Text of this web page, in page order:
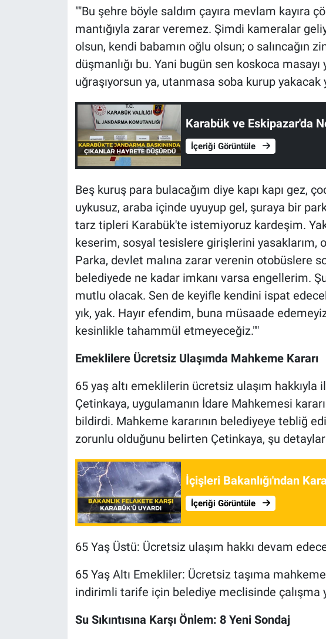
""Bu şehre böyle saldım çayıra mevlam kayıra
mantığıyla zarar veremez. Şimdi kameralar
olsun, kendi babamın oğlu olsun; o salıncağın
düşmanlığı bu. Yani bugün sen koskoca
uğraşıyorsun ya, utanmasa soba kurup
Karabük ve Eskipazar'da
İçeriği Görüntüle
Beş kuruş para bulacağım diye kapı kapı gez,
uykusuz, araba içinde uyuyup gel, şuraya bir
tarz tipleri Karabük'te istemiyoruz kardeşim.
keserim, sosyal tesislere girişlerini yasaklarım,
Parka, devlet malına zarar verenin otobüslere
belediyede ne kadar imkanı varsa engellerim.
mutlu olacak. Sen de keyifle kendini ispat
yık, yak. Hayır efendim, buna müsaade
kesinlikle tahammül etmeyeceğiz.""
Emeklilere Ücretsiz Ulaşımda Mahkeme Kararı
65 yaş altı emeklilerin ücretsiz ulaşım hakkıyla
Çetinkaya, uygulamanın İdare Mahkemesi
bildirdi. Mahkeme kararının belediyeye tebliğ
zorunlu olduğunu belirten Çetinkaya, şu
İçişleri Bakanlığı'ndan
İçeriği Görüntüle
65 Yaş Üstü: Ücretsiz ulaşım hakkı devam
65 Yaş Altı Emekliler: Ücretsiz taşıma
indirimli tarife için belediye meclisinde çalışma
Su Sıkıntısına Karşı Önlem: 8 Yeni Sondaj